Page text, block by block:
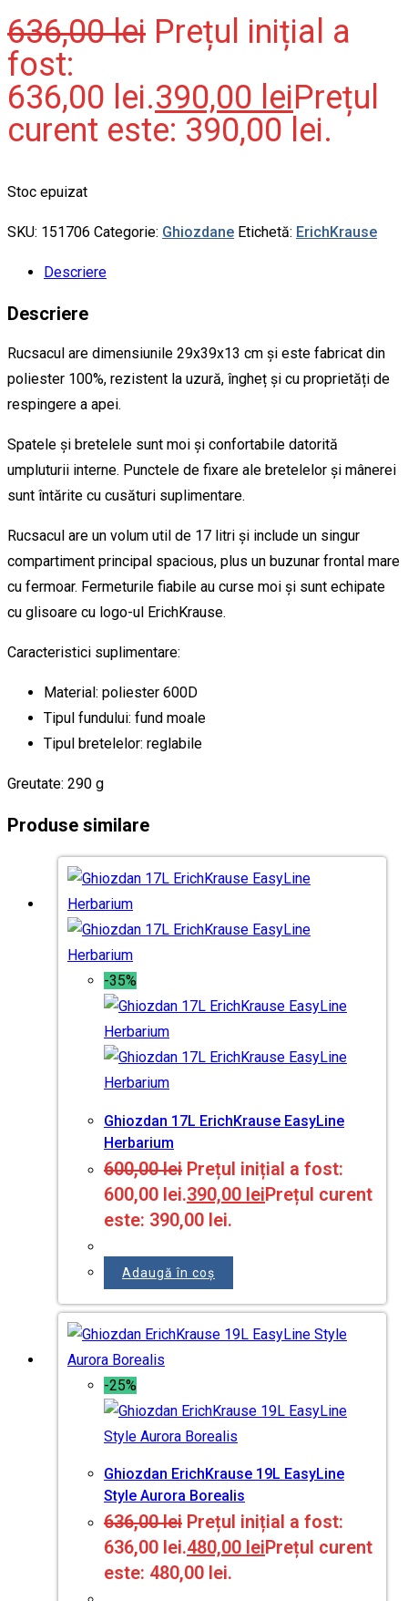
636,00lei Prețul inițial a
fost:
636,00 lei.390,00 leiPrețul
curent este: 390,00 lei.
Stoc epuizat
SKU: 151706 Categorie: Ghiozdane Etichetă: ErichKrause
Descriere
Descriere
Rucsacul are dimensiunile 29x39x13 cm și este fabricat din
poliester 100%, rezistent la uzură, îngheț și cu proprietăți de
respingere a apei.
Spatele și bretelele sunt moi și confortabile datorită
umpluturii interne. Punctele de fixare ale bretelelor și mânerei
sunt întărite cu cusături suplimentare.
Rucsacul are un volum util de 17 litri și include un singur
compartiment principal spacious, plus un buzunar frontal mare
cu fermoar. Fermeturile fiabile au curse moi și sunt echipate
cu glisoare cu logo-ul ErichKrause.
Caracteristici suplimentare:
Material: poliester 600D
Tipul fundului: fund moale
Tipul bretelelor: reglabile
Greutate: 290 g
Produse similare
-35%
Ghiozdan 17L ErichKrause EasyLine
Herbarium
600,00lei Prețul inițial a fost:
600,00 lei.390,00 leiPrețul curent
este: 390,00 lei.
Adaugă în coș
-25%
Ghiozdan ErichKrause 19L EasyLine
Style Aurora Borealis
636,00lei Prețul inițial a fost:
636,00 lei.480,00 leiPrețul curent
este: 480,00 lei.